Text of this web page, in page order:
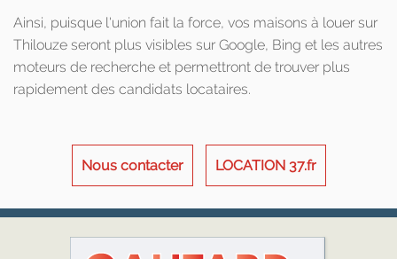
Ainsi, puisque l'union fait la force, vos maisons à louer sur
Thilouze seront plus visibles sur Google, Bing et les autres
moteurs de recherche et permettront de trouver plus
rapidement des candidats locataires.
Nous contacter LOCATION 37.fr